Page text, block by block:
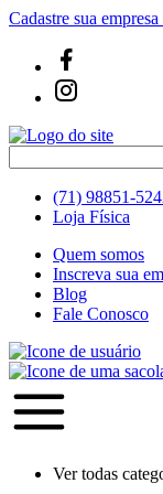
Cadastre sua
(71) 98851-
Loja Física
Quem somos
Inscreva sua
Blog
Fale Conosco
Ver todas